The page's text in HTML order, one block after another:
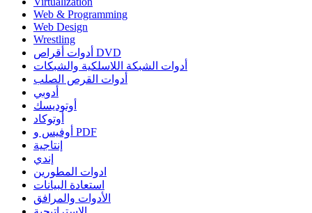
Web & Programming
Web Design
Wrestling
أدوات أقراص DVD
أدوات الشبكة اللاسلكية والشبكات
أدوات القرص الصلب
أدوبي
أوتوديسك
أوتوكاد
أوفيس و PDF
إنتاجية
إندي
ادوات المطورين
استعادة البيانات
الأدوات والمرافق